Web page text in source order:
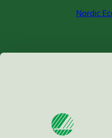
Nordic
Miljömärkning
100 64